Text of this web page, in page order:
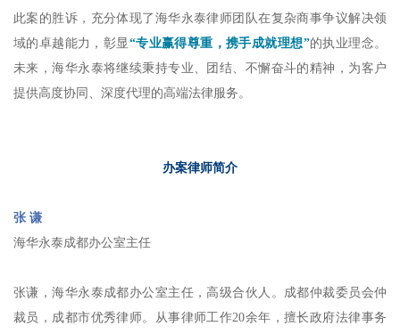
此案的胜诉，充分体现了海华永泰律师团队在复杂商事争议解决领
域的卓越能力，彰显 “专业赢得尊重，携手成就理想”的执业理念。
未来，海华永泰将继续秉持专业、团结、不懈奋斗的精神，为客户
提供高度协同、深度代理的高端法律服务。
办案律师简介
张 谦
海华永泰成都办公室主任
张谦，海华永泰成都办公室主任，高级合伙人。成都仲裁委员会仲
裁员，成都市优秀律师。从事律师工作20余年，擅长政府法律事务